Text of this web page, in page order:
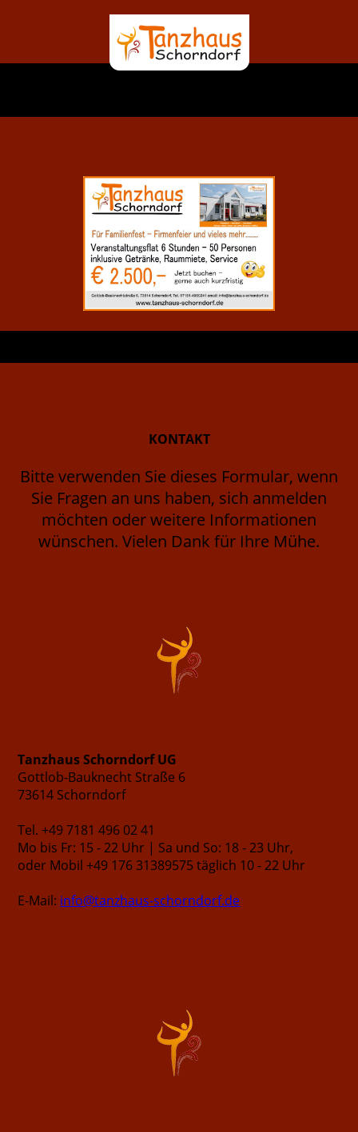
KONTAKT
Bitte verwenden Sie dieses Formular, wenn
Sie Fragen an uns haben, sich anmelden
möchten oder weitere Informationen
wünschen. Vielen Dank für Ihre Mühe.
Tanzhaus Schorndorf UG
Gottlob-Bauknecht Straße 6
73614 Schorndorf
Tel. +49 7181 496 02 41
Mo bis Fr: 15 - 22 Uhr | Sa und So: 18 - 23 Uhr,
oder Mobil +49 176 31389575 täglich 10 - 22 Uhr
E-Mail: info@tanzhaus-schorndorf.de